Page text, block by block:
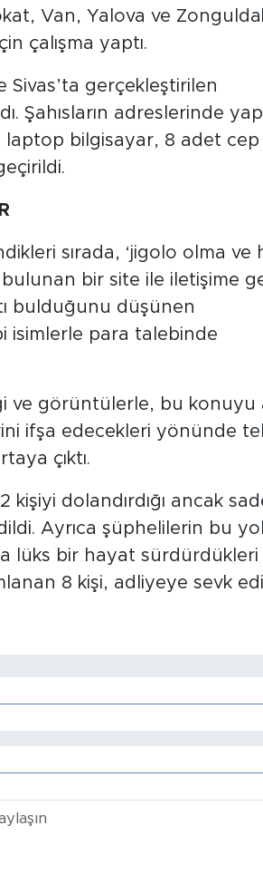
Van, Yalova ve
çalışma yaptı.
Sivas’ta gerçekleştirilen
Şahısların adreslerinde
bilgisayar, 8 adet cep
sırada, ‘jigolo olma ve
bir site ile iletişime
bulduğunu düşünen
isimlerle para talebinde
ve görüntülerle, bu konuyu
ifşa edecekleri yönünde
çıktı.
dolandırdığı ancak
Ayrıca şüphelilerin bu
lüks bir hayat sürdürdükleri
8 kişi, adliyeye sevk